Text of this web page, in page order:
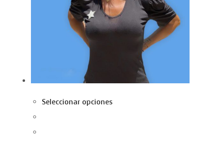
Seleccionar opciones